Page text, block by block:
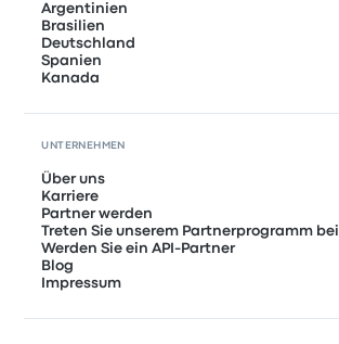
Argentinien
Brasilien
Deutschland
Spanien
Kanada
UNTERNEHMEN
Über uns
Karriere
Partner werden
Treten Sie unserem Partnerprogramm bei
Werden Sie ein API-Partner
Blog
Impressum